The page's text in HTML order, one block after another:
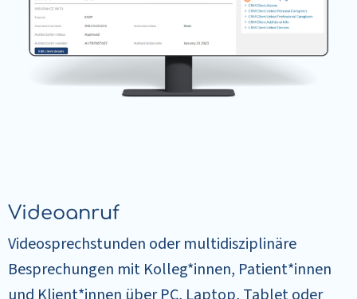
Videoanruf
Videosprechstunden oder multidisziplinäre
Besprechungen mit Kolleg*innen, Patient*innen